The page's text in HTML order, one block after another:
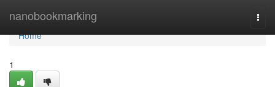
nanobookmarking
Home
Home
1